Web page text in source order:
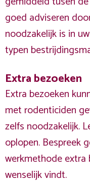
goed adviseren
noodzakelijk is in
typen
Extra bezoeken
Extra bezoeken
met rodenticiden
zelfs noodzakelijk.
oplopen. Bespreek
werkmethode
wenselijk vindt.